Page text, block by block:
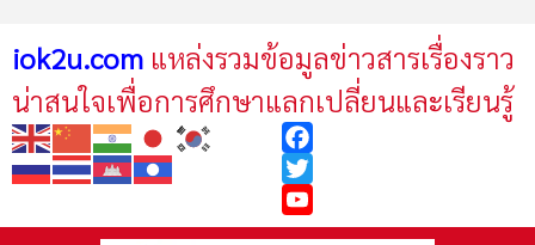
iok2u.com แหล่งรวมข้อมูลข่าวสารเรื่องราว
น่าสนใจเพื่อการศึกษาแลกเปลี่ยนและเรียนรู้
Facebook
Twitter
YouTube